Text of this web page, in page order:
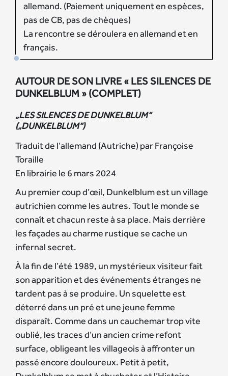
allemand. (Paiement uniquement en espèces,
pas de CB, pas de chèques)
La rencontre se déroulera en allemand et en
français.
AUTOUR DE SON LIVRE « LES SILENCES DE
DUNKELBLUM » (COMPLET)
„LES SILENCES DE DUNKELBLUM“
(„DUNKELBLUM“)
Traduit de l’allemand (Autriche) par Françoise
Toraille
En librairie le 6 mars 2024
Au premier coup d’œil, Dunkelblum est un village
autrichien comme les autres. Tout le monde se
connaît et chacun reste à sa place. Mais derrière
les façades au charme rustique se cache un
infernal secret.
À la fin de l’été 1989, un mystérieux visiteur fait
son apparition et des événements étranges ne
tardent pas à se produire. Un squelette est
déterré dans un pré et une jeune femme
disparaît. Comme dans un cauchemar trop vite
oublié, les traces d’un ancien crime refont
surface, obligeant les villageois à affronter un
passé encore douloureux. Petit à petit,